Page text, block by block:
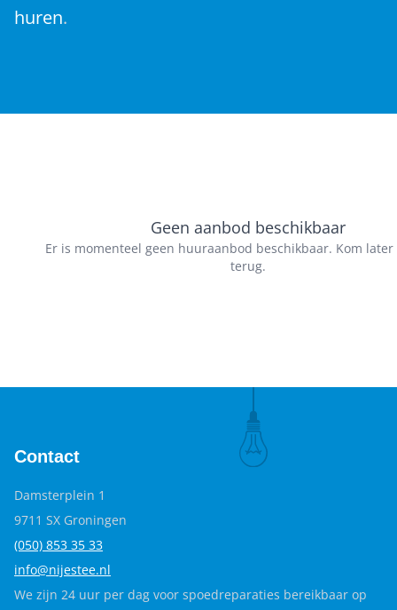
huren.
Geen aanbod beschikbaar
Er is momenteel geen huuraanbod beschikbaar. Kom later
terug.
Contact
Damsterplein 1
9711 SX Groningen
(050) 853 35 33
info@nijestee.nl
We zijn 24 uur per dag voor spoedreparaties bereikbaar op